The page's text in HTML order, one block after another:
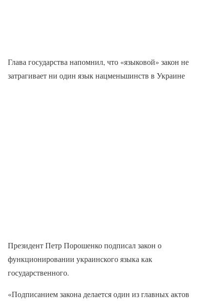
Глава государства напомнил, что «языковой» закон не
затрагивает ни один язык нацменьшинств в Украине
Президент Петр Порошенко подписал закон о
функционировании украинского языка как
государственного.
«Подписанием закона делается один из главных актов